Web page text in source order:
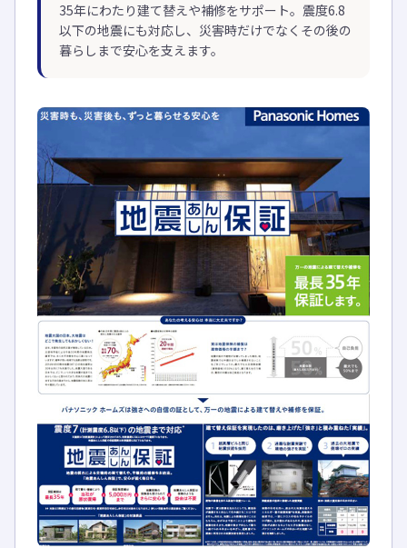
35年にわたり建て替えや補修をサポート。震度6.8
以下の地震にも対応し、災害時だけでなくその後の
暮らしまで安心を支えます。